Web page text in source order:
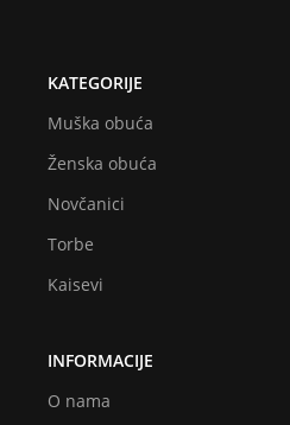
KATEGORIJE
Muška obuća
Ženska obuća
Novčanici
Torbe
Kaisevi
INFORMACIJE
O nama